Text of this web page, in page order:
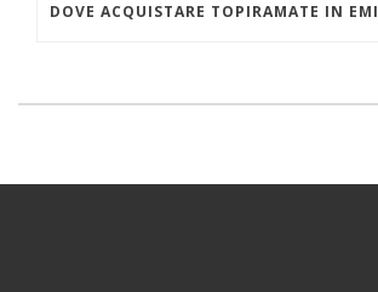
DOVE ACQUISTARE TOPIRAMATE IN